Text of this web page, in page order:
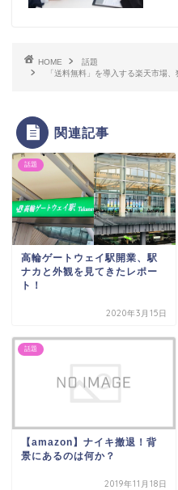
HOME
話題
「送料無料」を導入する楽天市場
関連記事
話題
高輪ゲートウェイ駅開業、駅
ナカと外観を見てきたレポー
ト！
2020年3月15日
話題
【amazon】ナイキ撤退！背
景にあるのは何か？
2019年11月18日